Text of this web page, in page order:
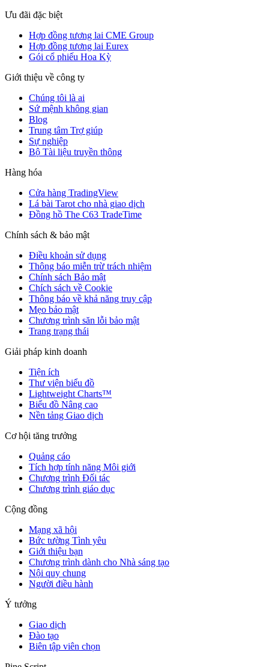
Ưu đãi đặc biệt
Hợp đồng tương lai CME Group
Hợp đồng tương lai Eurex
Gói cổ phiếu Hoa Kỳ
Giới thiệu về công ty
Chúng tôi là ai
Sứ mệnh không gian
Blog
Trung tâm Trợ giúp
Sự nghiệp
Bộ Tài liệu truyền thông
Hàng hóa
Cửa hàng TradingView
Lá bài Tarot cho nhà giao dịch
Đồng hồ The C63 TradeTime
Chính sách & bảo mật
Điều khoản sử dụng
Thông báo miễn trừ trách nhiệm
Chính sách Bảo mật
Chích sách về Cookie
Thông báo về khả năng truy cập
Mẹo bảo mật
Chương trình săn lỗi bảo mật
Trang trạng thái
Giải pháp kinh doanh
Tiện ích
Thư viện biểu đồ
Lightweight Charts™
Biểu đồ Nâng cao
Nền tảng Giao dịch
Cơ hội tăng trưởng
Quảng cáo
Tích hợp tính năng Môi giới
Chương trình Đối tác
Chương trình giáo dục
Cộng đồng
Mạng xã hội
Bức tường Tình yêu
Giới thiệu bạn
Chương trình dành cho Nhà sáng tạo
Nội quy chung
Người điều hành
Ý tưởng
Giao dịch
Đào tạo
Biên tập viên chọn